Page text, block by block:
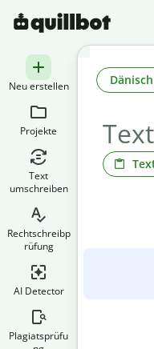
Neu erstellen
Projekte
Text
umschreiben
Rechtschreibp
rüfung
AI Detector
Plagiatsprüfu
Dänisch